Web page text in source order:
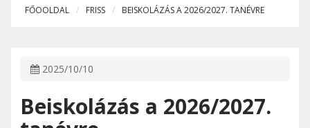
FŐOOLDAL FRISS BEISKOLÁZÁS A 2026/2027. TANÉVRE
2025/10/10
Beiskolázás a 2026/2027.